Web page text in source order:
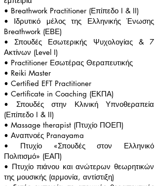
• Breathwork Practitioner (Επίπεδο I & II)
• Ιδρυτικό μέλος της Ελληνικής Ένωσης
Breathwork (ΕΒΕ)
•Σπουδές Εσωτερικής Ψυχολογίας & 7
Ακτίνων (Level I)
• Practitioner Εσωτέρας Θεραπευτικής
• Reiki Master
• Certified EFT Practitioner
• Certificate in Coaching (ΕΚΠΑ)
• Σπουδές στην Κλινική Υπνοθεραπεία
(Επίπεδο I & II)
• Massage therapist (Πτυχίο ΠΟΕΠ)
• Αναπνοές Pranayama
• Πτυχίο «Σπουδές στον Ελληνικό
Πολιτισμό» (ΕΑΠ)
• Πτυχίο πιάνου και ανώτερων θεωρητικών
της μουσικής (αρμονία, αντίστιξη)